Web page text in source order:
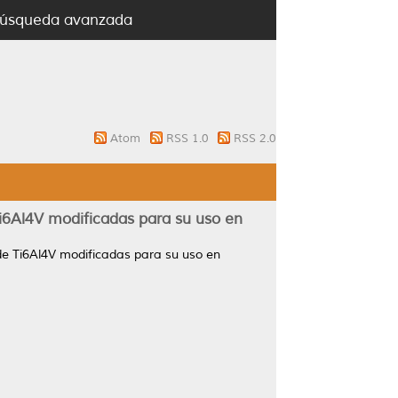
avanzada
Atom RSS 1.0 RSS 2.0
modificadas para su uso en
Ti6Al4V modificadas para su uso en